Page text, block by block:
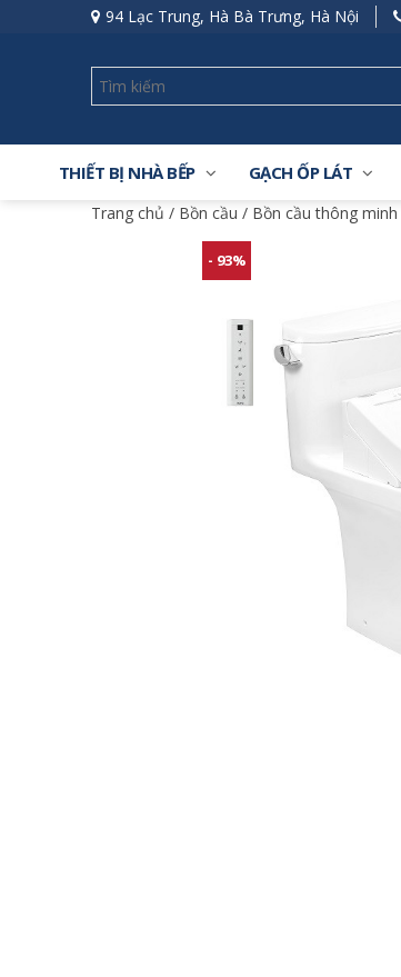
94 Lạc Trung, Hà Bà Trưng, Hà Nội
THIẾT BỊ NHÀ BẾP GẠCH ỐP LÁT
Trang chủ / Bồn cầu / Bồn cầu thông minh
- 93%